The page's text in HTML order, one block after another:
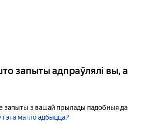
запыты адпраўлялі вы, а
запыты з вашай прылады падобныя да
магло адбыцца?